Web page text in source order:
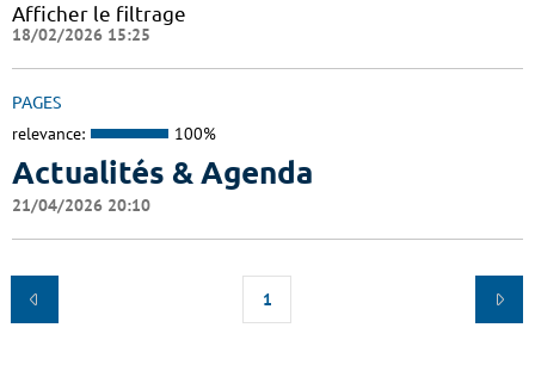
Afficher le filtrage
18/02/2026 15:25
PAGES
relevance: 100%
Actualités & Agenda
21/04/2026 20:10
1